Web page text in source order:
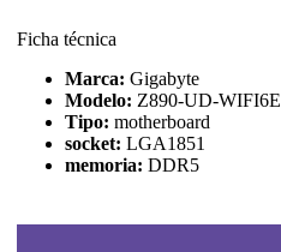
Ficha técnica
Marca: Gigabyte
Modelo: Z890-UD-WIFI6E
Tipo: motherboard
socket: LGA1851
memoria: DDR5